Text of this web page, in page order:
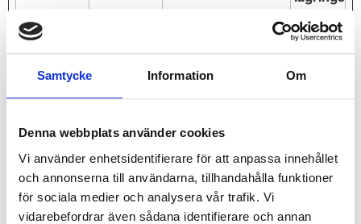
Samtycke Information Om
Denna webbplats använder cookies
Vi använder enhetsidentifierare för att anpassa innehållet
och annonserna till användarna, tillhandahålla funktioner
för sociala medier och analysera vår trafik. Vi
vidarebefordrar även sådana identifierare och annan
_GRECAPT
CHA
180
dagar
CookieCo
Cookiebot Indikerar
1 år
elementor
www.netig
rate.se
Used in context
with the website's
WordPress theme.
The cookie allows
the website owner
dig